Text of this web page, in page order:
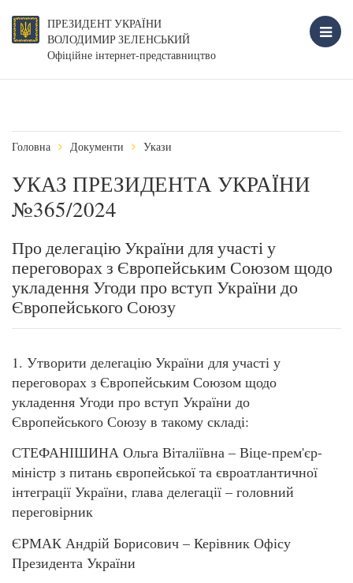
ПРЕЗИДЕНТ УКРАЇНИ
ВОЛОДИМИР ЗЕЛЕНСЬКИЙ
Офіційне інтернет-представництво
Головна Документи Укази
УКАЗ ПРЕЗИДЕНТА УКРАЇНИ
№365/2024
Про делегацію України для участі у
переговорах з Європейським Союзом щодо
укладення Угоди про вступ України до
Європейського Союзу
1. Утворити делегацію України для участі у
переговорах з Європейським Союзом щодо
укладення Угоди про вступ України до
Європейського Союзу в такому складі:
СТЕФАНІШИНА Ольга Віталіївна – Віце-прем'єр-
міністр з питань європейської та євроатлантичної
інтеграції України, глава делегації – головний
переговірник
ЄРМАК Андрій Борисович – Керівник Офісу
Президента України